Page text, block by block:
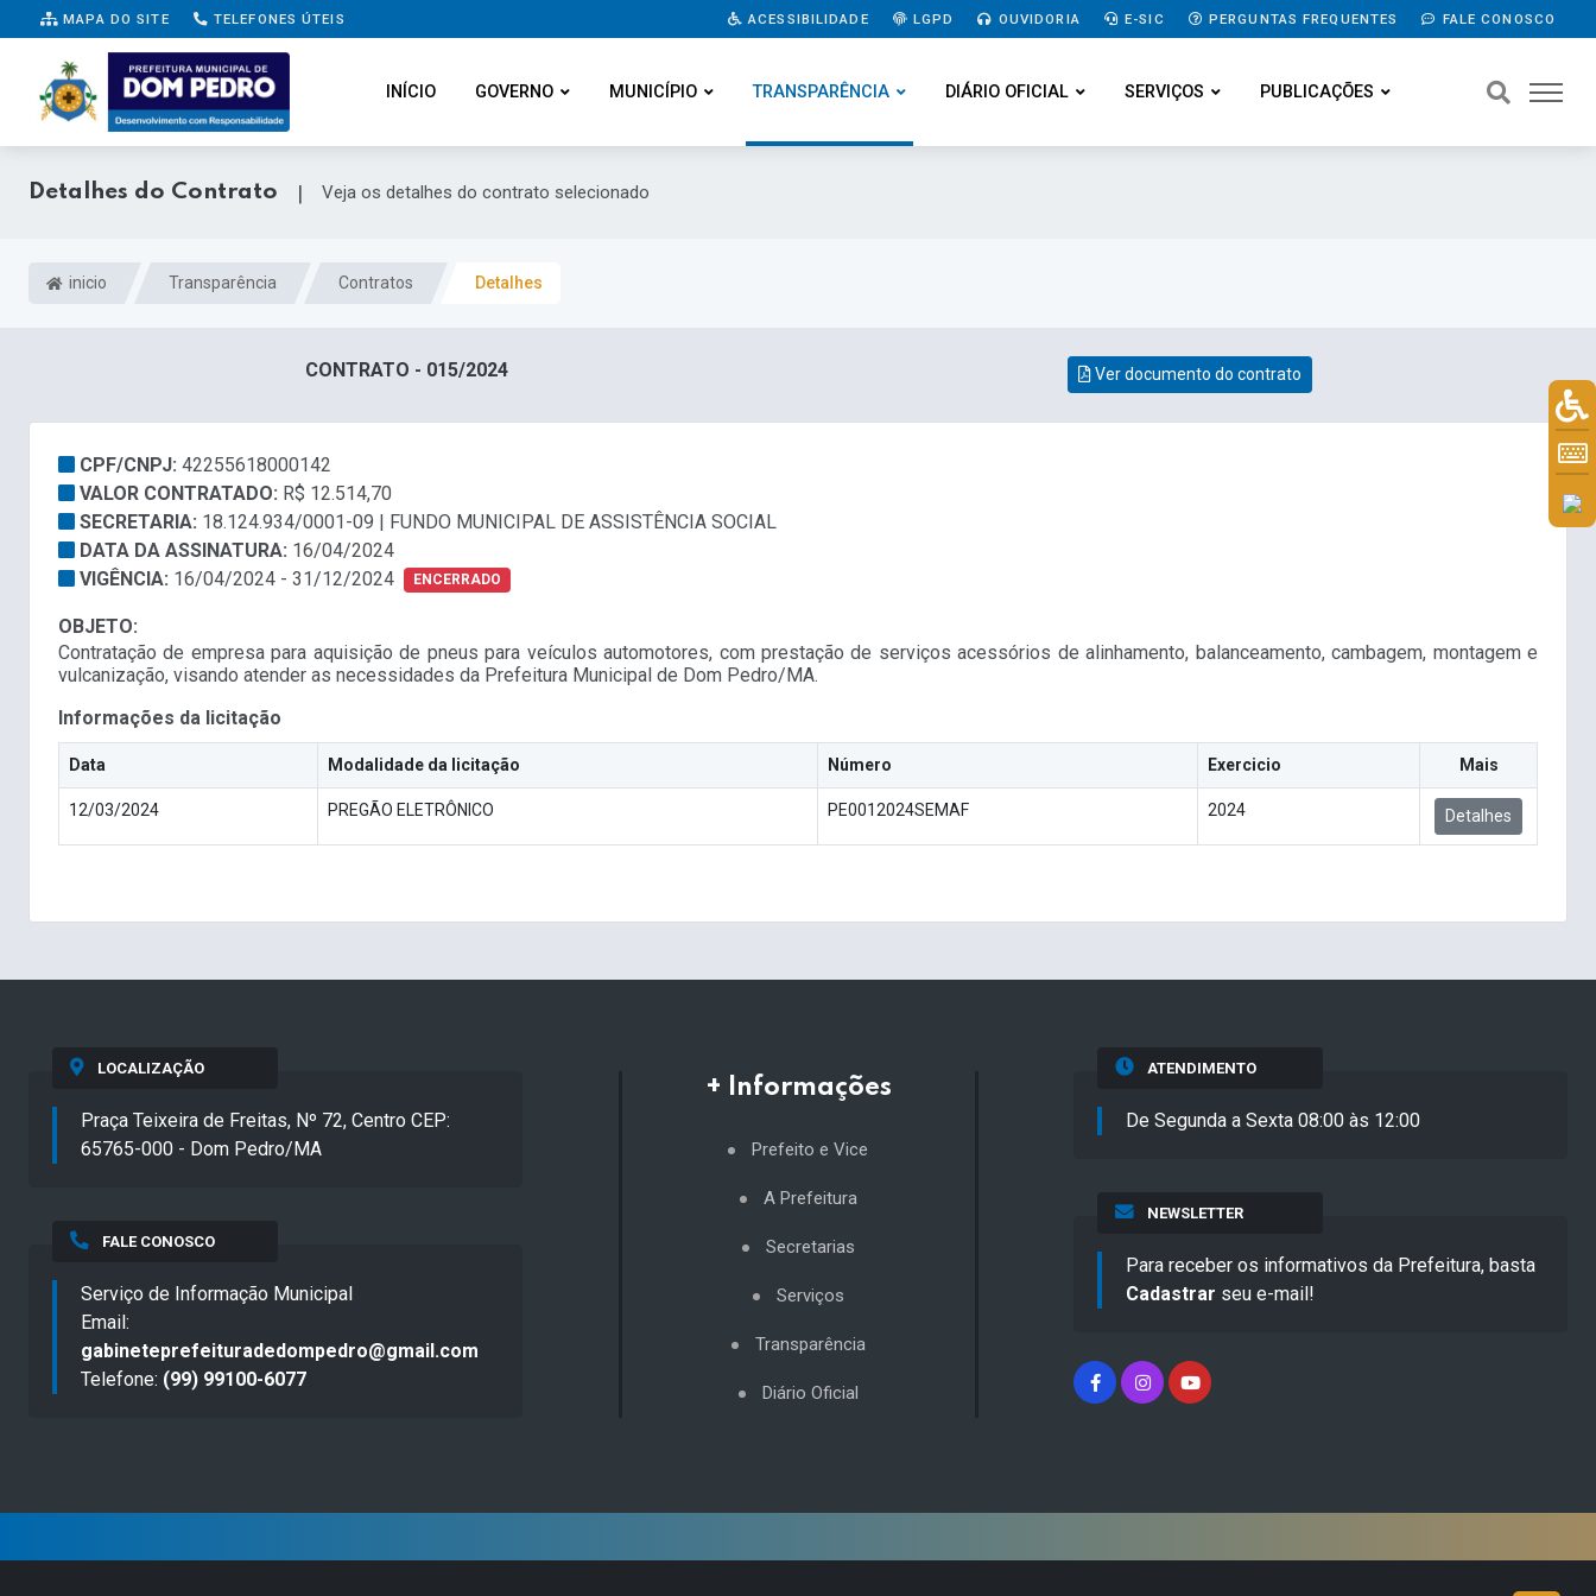
MAPA DO SITE TELEFONES ÚTEIS ACESSIBILIDADE LGPD OUVIDORIA E-SIC PERGUNTAS FREQUENTES FALE CONOSCO
INÍCIO GOVERNO MUNICÍPIO TRANSPARÊNCIA DIÁRIO OFICIAL SERVIÇOS PUBLICAÇÕES
Detalhes do Contrato | Veja os detalhes do contrato selecionado
inicio Transparência Contratos Detalhes
CONTRATO - 015/2024 Ver documento do contrato
CPF/CNPJ: 42255618000142
VALOR CONTRATADO: R$ 12.514,70
SECRETARIA: 18.124.934/0001-09 | FUNDO MUNICIPAL DE ASSISTÊNCIA SOCIAL
DATA DA ASSINATURA: 16/04/2024
VIGÊNCIA: 16/04/2024 - 31/12/2024 ENCERRADO
OBJETO:
Contratação de empresa para aquisição de pneus para veículos automotores, com prestação de serviços acessórios de alinhamento, balanceamento, cambagem, montagem e
vulcanização, visando atender as necessidades da Prefeitura Municipal de Dom Pedro/MA.
Informações da licitação
Data Modalidade da licitação Número Exercicio Mais
12/03/2024 PREGÃO ELETRÔNICO PE0012024SEMAF 2024 Detalhes
LOCALIZAÇÃO
Praça Teixeira de Freitas, Nº 72, Centro CEP:
65765-000 - Dom Pedro/MA
FALE CONOSCO
Serviço de Informação Municipal
Email:
gabineteprefeituradedompedro@gmail.com
Telefone: (99) 99100-6077
+ Informações
Prefeito e Vice
A Prefeitura
Secretarias
Serviços
Transparência
Diário Oficial
ATENDIMENTO
De Segunda a Sexta 08:00 às 12:00
NEWSLETTER
Para receber os informativos da Prefeitura, basta
Cadastrar seu e-mail!